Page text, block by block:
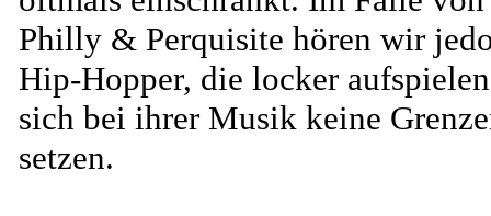
Philly & Perquisite hören wir
Hip-Hopper, die locker
sich bei ihrer Musik keine
setzen.